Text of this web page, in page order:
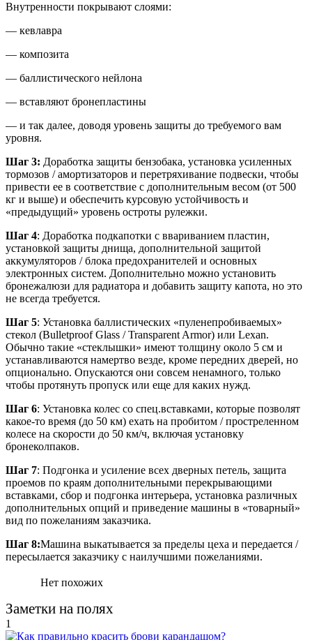
Внутренности покрывают слоями:
— кевлавра
— композита
— баллистического нейлона
— вставляют бронепластины
— и так далее, доводя уровень защиты до требуемого вам
уровня.
Шаг 3: Доработка защиты бензобака, установка усиленных
тормозов / амортизаторов и перетряхивание подвески, чтобы
привести ее в соответствие с дополнительным весом (от 500
кг и выше) и обеспечить курсовую устойчивость и
«предыдущий» уровень остроты рулежки.
Шаг 4: Доработка подкапотки с ввариванием пластин,
установкой защиты днища, дополнительной защитой
аккумуляторов / блока предохранителей и основных
электронных систем. Дополнительно можно установить
бронежалюзи для радиатора и добавить защиту капота, но это
не всегда требуется.
Шаг 5: Установка баллистических «пуленепробиваемых»
стекол (Bulletproof Glass / Transparent Armor) или Lexan.
Обычно такие «стеклышки» имеют толщину около 5 см и
устанавливаются намертво везде, кроме передних дверей, но
опционально. Опускаются они совсем ненамного, только
чтобы протянуть пропуск или еще для каких нужд.
Шаг 6: Установка колес со спец.вставками, которые позволят
какое-то время (до 50 км) ехать на пробитом / простреленном
колесе на скорости до 50 км/ч, включая установку
бронеколпаков.
Шаг 7: Подгонка и усиление всех дверных петель, защита
проемов по краям дополнительными перекрывающими
вставками, сбор и подгонка интерьера, установка различных
дополнительных опций и приведение машины в «товарный»
вид по пожеланиям заказчика.
Шаг 8:Машина выкатывается за пределы цеха и передается /
пересылается заказчику с наилучшими пожеланиями.
Нет похожих
Заметки на полях
1